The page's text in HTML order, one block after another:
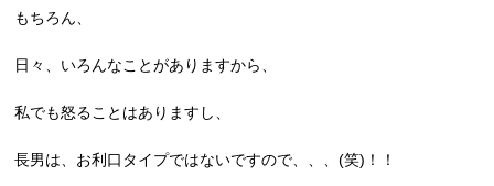
もちろん、
日々、いろんなことがありますから、
私でも怒ることはありますし、
長男は、お利口タイプではないですので、、、(笑)！！